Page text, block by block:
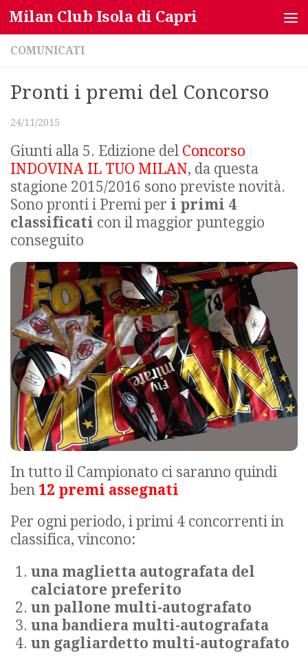
Salta al contenuto
Milan Club Isola di Capri
COMUNICATI
Pronti i premi del Concorso
24/11/2015
Giunti alla 5. Edizione del Concorso
INDOVINA IL TUO MILAN, da questa
stagione 2015/2016 sono previste novità.
Sono pronti i Premi per i primi 4
classificati con il maggior punteggio
conseguito
In tutto il Campionato ci saranno quindi
ben 12 premi assegnati
Per ogni periodo, i primi 4 concorrenti in
classifica, vincono:
una maglietta autografata del
calciatore preferito
un pallone multi-autografato
una bandiera multi-autografata
un gagliardetto multi-autografato